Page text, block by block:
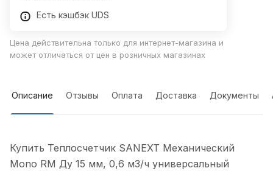
Есть кэшбэк UDS
Цена действительна только для интернет-магазина и
может отличаться от цен в розничных магазинах
Описание Отзывы Оплата Доставка Документы
Купить Теплосчетчик SANEXT Механический
Mono RM Ду 15 мм, 0,6 м3/ч универсальный